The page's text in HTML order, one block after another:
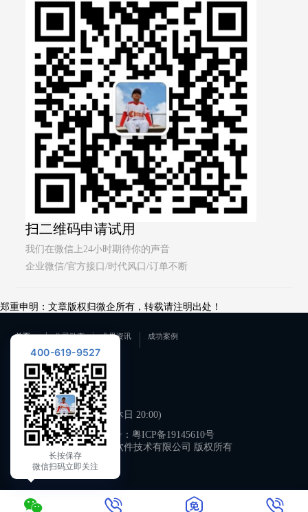
扫二维码申请试用
我们在微信上24小时期待你的声音
企业微信/官方接口/时代风口/订单不断
郑重申明：文章版权归微企所有，转载请注明出处！
首页 公司动态 业界资讯 成功案例
联系我们
400-619-9527
工作日 09:00-21:00 (双休日 20:00)
备案号： 粤ICP备19145610号
广州微企软件技术有限公司 版权所有
400-619-9527
长按保存
微信扫码立即关注